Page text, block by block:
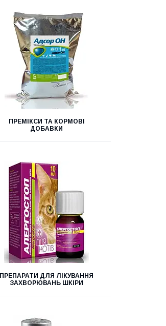
ПРЕМІКСИ ТА КОРМОВІ
ДОБАВКИ
ПРЕПАРАТИ ДЛЯ ЛІКУВАННЯ
ЗАХВОРЮВАНЬ ШКІРИ